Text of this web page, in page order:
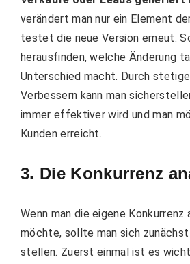
verändert man nur ein Element
testet die neue Version erneut.
herausfinden, welche Änderung
Unterschied macht. Durch
Verbessern kann man
immer effektiver wird und man
Kunden erreicht.
3. Die Konkurrenz
Wenn man die eigene Konkurrenz
möchte, sollte man sich zunächst
stellen. Zuerst einmal ist es